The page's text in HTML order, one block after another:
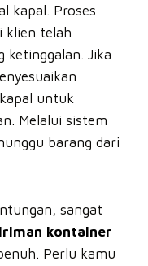
kapal. Proses
klien telah
ketinggalan. Jika
untuk
Melalui sistem
barang dari
sangat
kontainer
Perlu kamu